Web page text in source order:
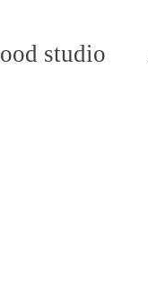
studio